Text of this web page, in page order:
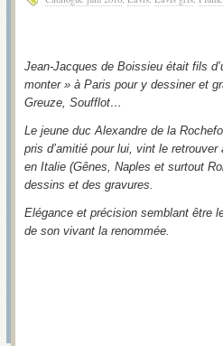
Jean-Jacques de Boissieu était fils
monter » à Paris pour y dessiner et
Greuze, Soufflot…
Le jeune duc Alexandre de la
pris d’amitié pour lui, vint le
en Italie (Gênes, Naples et surtout
dessins et des gravures.
Elégance et précision semblant être
de son vivant la renommée.